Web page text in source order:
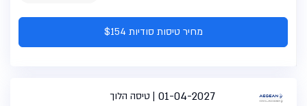
מחיר טיסות סודיות $154
טיסה הלוך
01-04-2027